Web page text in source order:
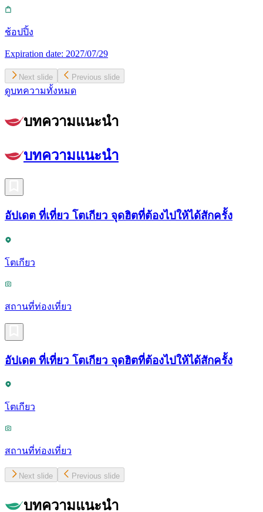
ช้อปปิ้ง
Expiration date: 2027/07/29
Next slide Previous slide
ดูบทความทั้งหมด
บทความแนะนำ
บทความแนะนำ
อัปเดต ที่เที่ยว โตเกียว จุดฮิตที่ต้องไปให้ได้สักครั้ง
โตเกียว
สถานที่ท่องเที่ยว
อัปเดต ที่เที่ยว โตเกียว จุดฮิตที่ต้องไปให้ได้สักครั้ง
โตเกียว
สถานที่ท่องเที่ยว
Next slide Previous slide
บทความแนะนำ